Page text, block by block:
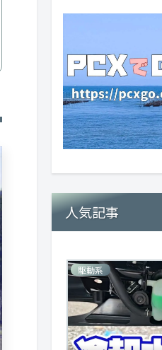
人気記事
駆動系